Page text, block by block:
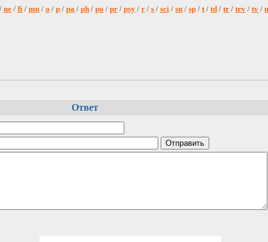
/ ne / fi / mu / o / p / pa / ph / po / pr / psy / r / s / sci / sn / sp / t/ td / tr / trv / tv /
Ответ